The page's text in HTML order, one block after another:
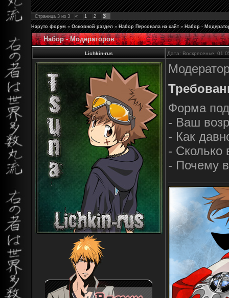
Страница 3 из 3 « 1 2 3
Наруто форум » Основной раздел » Набор Персонала на сайт » Набор -
Набор - Модераторов
Lichkin-rus Дата: Воскресенье,
Форма
- Ваш
- Как
- Сколько
- Почему